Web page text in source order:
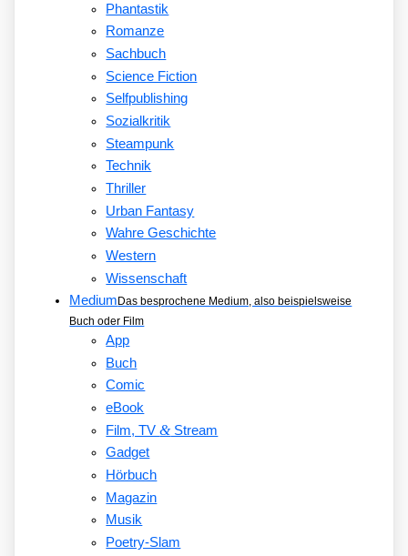
Phantastik
Romanze
Sachbuch
Science Fiction
Selfpublishing
Sozialkritik
Steampunk
Technik
Thriller
Urban Fantasy
Wahre Geschichte
Western
Wissenschaft
Medium Das besprochene Medium, also beispielsweise
Buch oder Film
App
Buch
Comic
eBook
Film, TV&Stream
Gadget
Hörbuch
Magazin
Musik
Poetry-Slam